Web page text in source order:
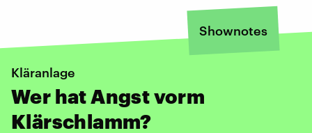
Shownotes
Kläranlage
Wer hat Angst vorm
Klärschlamm?